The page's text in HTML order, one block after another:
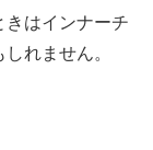
きはインナーチ
れません。